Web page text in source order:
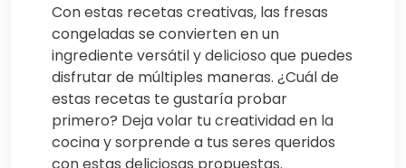
Con estas recetas creativas, las fresas
congeladas se convierten en un
ingrediente versátil y delicioso que puedes
disfrutar de múltiples maneras. ¿Cuál de
estas recetas te gustaría probar
primero? Deja volar tu creatividad en la
cocina y sorprende a tus seres queridos
con estas deliciosas propuestas.